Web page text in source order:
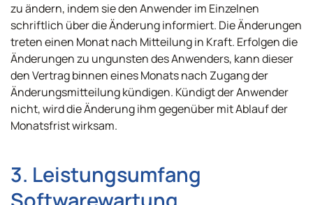
zu ändern, indem sie den Anwender im Einzelnen
schriftlich über die Änderung informiert. Die Änderungen
treten einen Monat nach Mitteilung in Kraft. Erfolgen die
Änderungen zu ungunsten des Anwenders, kann dieser
den Vertrag binnen eines Monats nach Zugang der
Änderungsmitteilung kündigen. Kündigt der Anwender
nicht, wird die Änderung ihm gegenüber mit Ablauf der
Monatsfrist wirksam.
3. Leistungsumfang